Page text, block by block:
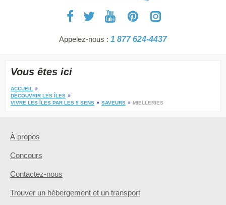
Appelez-nous : 1 877 624-4437
Vous êtes ici
ACCUEIL
DÉCOUVRIR LES ÎLES
VIVRE LES ÎLES PAR LES 5 SENS
SAVEURS MIELLERIES
À propos
Concours
Contactez-nous
Trouver un hébergement et un transport